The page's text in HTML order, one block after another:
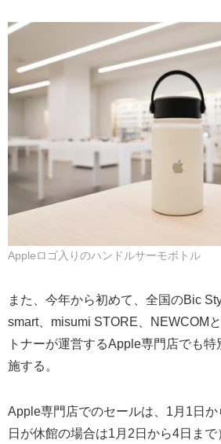
Appleロゴ入りのハンドルサーモボトル
また、今年から初めて、全国のBic
smart、misumi STORE、NEWCOM
トナーが運営するApple専門店でも
施する。
Apple専門店でのセールは、1月1日
日が休館の場合は1月2日から4日まで